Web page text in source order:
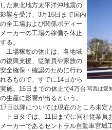
写真は愛
した東北地方太平洋沖地震の
影響を受け、3月16日まで国内
の全工場および関係ボディー
メーカーの工場の稼働を休止
する。
工場稼動の休止は、各地域
の復興支援、従業員や家族の
安全確保・確認のために行わ
れるもので、すでに14日から
実施。16日までの休止で4万台
の生産に影響が出るという。
17日以降については現在のところ未定
トヨタでは、11日までに同社従業員
メーカーであるセントラル自動車宮城